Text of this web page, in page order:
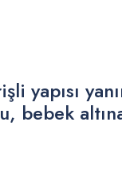
yapısı
bebek